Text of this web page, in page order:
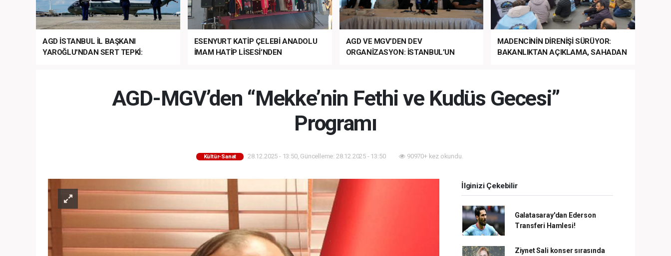
AGD İSTANBUL İL BAŞKANI
YAROĞLU'NDAN SERT TEPKİ:
ESENYURT KATİP ÇELEBİ ANADOLU
İMAM HATİP LİSESİ’NDEN
AGD VE MGV’DEN DEV
ORGANİZASYON: İSTANBUL’UN
MADENCİNİN DİRENİŞİ SÜRÜYOR:
BAKANLIKTAN AÇIKLAMA, SAHADAN
AGD-MGV’den “Mekke’nin Fethi ve Kudüs Gecesi”
Programı
Kültür-Sanat 28.12.2025 - 13:50, Güncelleme: 28.12.2025 - 13:50 90970+ kez okundu.
İlginizi Çekebilir
Galatasaray'dan Ederson
Transferi Hamlesi!
Ziynet Sali konser sırasında